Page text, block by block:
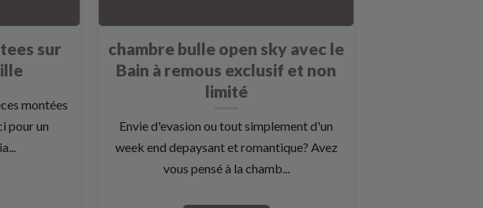
sur
montées
pour un
chambre bulle open sky avec le
Bain à remous exclusif et non
limité
Envie d'evasion ou tout simplement d'un
week end depaysant et romantique? Avez
vous pensé à la chamb...